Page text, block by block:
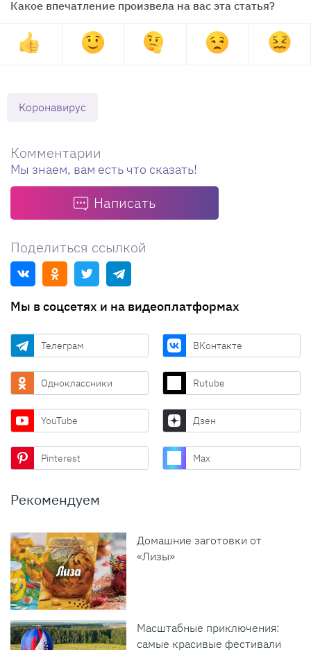
Какое впечатление произвела на вас эта статья?
Коронавирус
Комментарии
Мы знаем, вам есть что сказать!
Написать
Поделиться ссылкой
Мы в соцсетях и на видеоплатформах
Телеграм ВКонтакте
Одноклассники Rutube
YouTube Дзен
Pinterest Max
Рекомендуем
Домашние заготовки от
«Лизы»
Масштабные приключения:
самые красивые фестивали